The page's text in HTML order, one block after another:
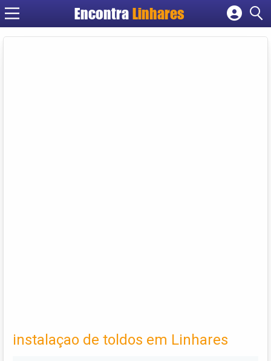
EncontraLinhares
Cadastrar empresa
instalaçao de toldos em Linhares